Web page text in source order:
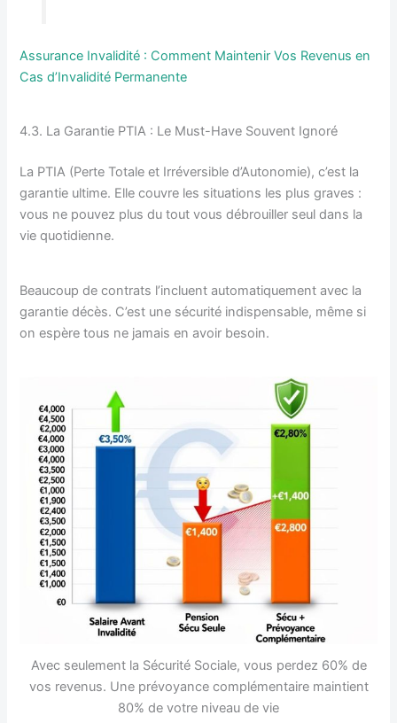
Assurance Invalidité : Comment Maintenir Vos Revenus en
Cas d’Invalidité Permanente
4.3. La Garantie PTIA : Le Must-Have Souvent Ignoré
La PTIA (Perte Totale et Irréversible d’Autonomie), c’est la
garantie ultime. Elle couvre les situations les plus graves :
vous ne pouvez plus du tout vous débrouiller seul dans la
vie quotidienne.
Beaucoup de contrats l’incluent automatiquement avec la
garantie décès. C’est une sécurité indispensable, même si
on espère tous ne jamais en avoir besoin.
Avec seulement la Sécurité Sociale, vous perdez 60% de
vos revenus. Une prévoyance complémentaire maintient
80% de votre niveau de vie